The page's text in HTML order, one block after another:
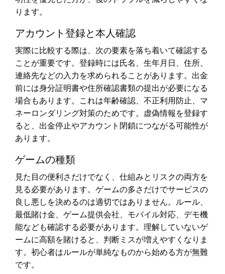
ります。
アカウント登録と本人確認
実際に比較する際は、次の要素を落ち着いて確認する
ことが重要です。登録時には氏名、生年月日、住所、
連絡先などの入力を求められることがあります。出金
前には身分証明書や住所確認書類の提出が必要になる
場合もあります。これは年齢確認、不正利用防止、マ
ネーロンダリング対策のためです。虚偽情報を登録す
ると、出金停止やアカウント閉鎖につながる可能性が
あります。
ゲームの種類
見た目の便利さだけでなく、仕組みとリスクの両方を
見る必要があります。ゲームの多さだけでサービスの
良し悪しを決めるのは適切ではありません。ルール、
最低賭け金、ゲーム提供会社、モバイル対応、デモ機
能なども確認する必要があります。理解していないゲ
ームに高額を賭けると、判断ミスが増えやすくなりま
す。初心者はルールが単純なものから始める方が無難
です。